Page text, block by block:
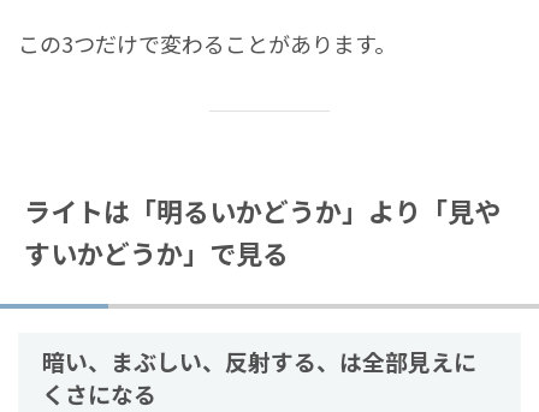
この3つだけで変わることがあります。
ライトは「明るいかどうか」より「見や
すいかどうか」で見る
暗い、まぶしい、反射する、は全部見えに
くさになる